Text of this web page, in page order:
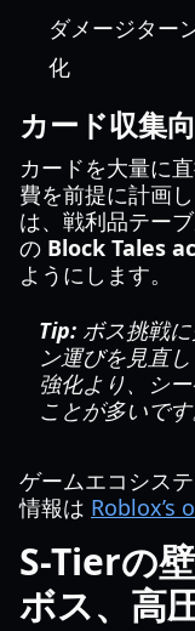
ダメージター
化
カード収集
カードを大量に
費を前提に計画
は、戦利品テー
の Block Tales
ようにします。
Tip: ボス挑戦
ン運びを見直
強化より、シ
ことが多いです
ゲームエコシス
情報は Roblox’s
S-Tierの
ボス、高